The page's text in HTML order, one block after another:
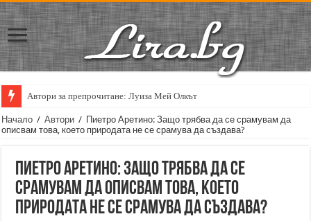
Автори за препрочитане: Луиза Мей Олкът
Кирил Кадийски: „Плачът на големия поет винаги е и сила, и
Начало / Автори / Пиетро Аретино: Защо трябва да се срамувам да
описвам това, което природата не се срамува да създава?
Пиетро Аретино: Защо трябва да се
срамувам да описвам това, което
природата не се срамува да създава?